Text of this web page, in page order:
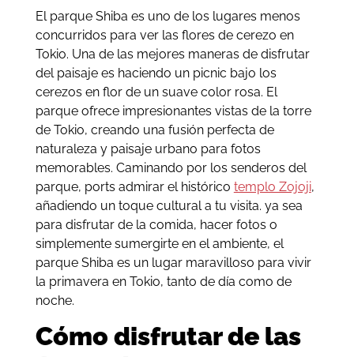
El parque Shiba es uno de los lugares menos
concurridos para ver las flores de cerezo en
Tokio. Una de las mejores maneras de disfrutar
del paisaje es haciendo un picnic bajo los
cerezos en flor de un suave color rosa. El
parque ofrece impresionantes vistas de la torre
de Tokio, creando una fusión perfecta de
naturaleza y paisaje urbano para fotos
memorables. Caminando por los senderos del
parque, ports admirar el histórico templo Zojoji,
añadiendo un toque cultural a tu visita. ya sea
para disfrutar de la comida, hacer fotos o
simplemente sumergirte en el ambiente, el
parque Shiba es un lugar maravilloso para vivir
la primavera en Tokio, tanto de día como de
noche.
Cómo disfrutar de las